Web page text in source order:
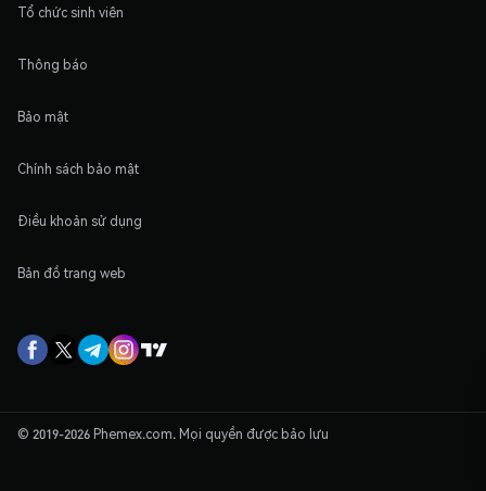
Tổ chức sinh viên
Thông báo
Bảo mật
Chính sách bảo mật
Điều khoản sử dụng
Bản đồ trang web
© 2019-2026 Phemex.com. Mọi quyền được bảo lưu